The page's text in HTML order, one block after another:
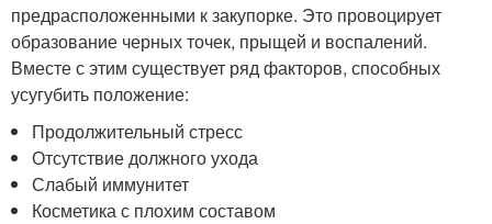
предрасположенными к закупорке. Это провоцирует
образование черных точек, прыщей и воспалений.
Вместе с этим существует ряд факторов, способных
усугубить положение:
Продолжительный стресс
Отсутствие должного ухода
Слабый иммунитет
Косметика с плохим составом